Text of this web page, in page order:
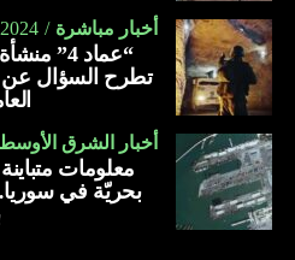
أخبار مباشرة
“عماد 4”
تطرح السؤال عن
أخبار الشرق الأوسط
معلومات
بحريّة في